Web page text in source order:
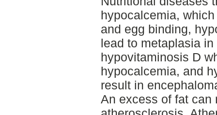
hypocalcemia,
and egg binding,
lead to metaplasia
hypovitaminosis D
hypocalcemia, and
result in
An excess of fat can